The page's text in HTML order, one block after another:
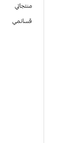
منتجاتي
قسائمي